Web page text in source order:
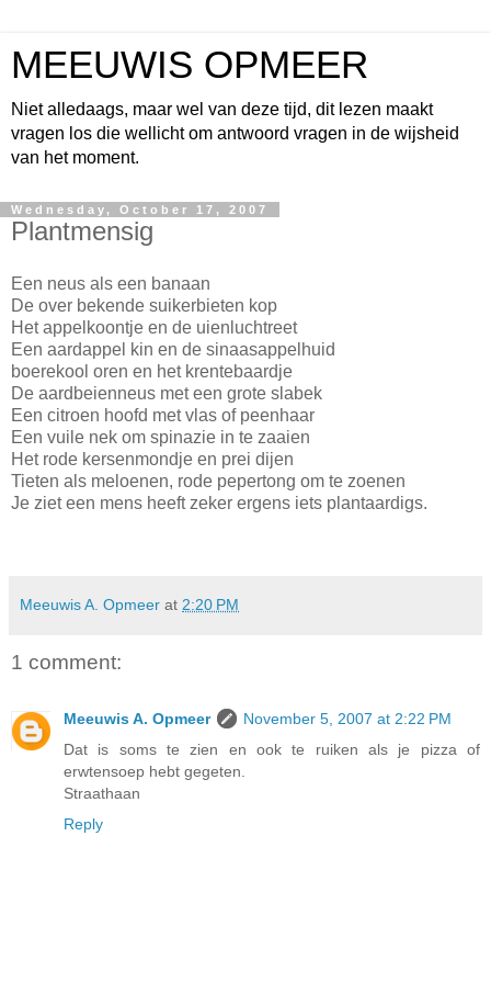
MEEUWIS OPMEER
Niet alledaags, maar wel van deze tijd, dit lezen maakt
vragen los die wellicht om antwoord vragen in de wijsheid
van het moment.
Wednesday, October 17, 2007
Plantmensig
Een neus als een banaan
De over bekende suikerbieten kop
Het appelkoontje en de uienluchtreet
Een aardappel kin en de sinaasappelhuid
boerekool oren en het krentebaardje
De aardbeienneus met een grote slabek
Een citroen hoofd met vlas of peenhaar
Een vuile nek om spinazie in te zaaien
Het rode kersenmondje en prei dijen
Tieten als meloenen, rode pepertong om te zoenen
Je ziet een mens heeft zeker ergens iets plantaardigs.
Meeuwis A. Opmeer at 2:20 PM
1 comment:
Meeuwis A. Opmeer
November 5, 2007 at 2:22 PM
Dat is soms te zien en ook te ruiken als je pizza of
erwtensoep hebt gegeten.
Straathaan
Reply